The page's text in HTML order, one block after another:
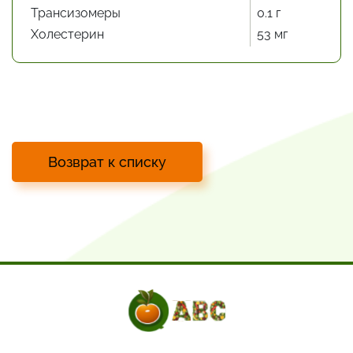
Трансизомеры
0.1 г
Холестерин
53 мг
Возврат к списку